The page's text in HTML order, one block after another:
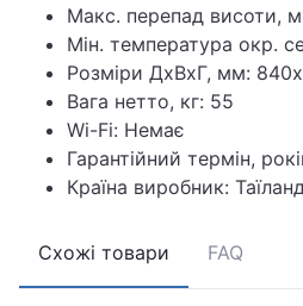
Макс. перепад висоти,
Мін. температура окр.
Розміри ДхВхГ, мм:
Вага нетто, кг: 55
Wi-Fi: Немає
Гарантійний термін,
Країна виробник: Таїланд
Схожі товари FAQ